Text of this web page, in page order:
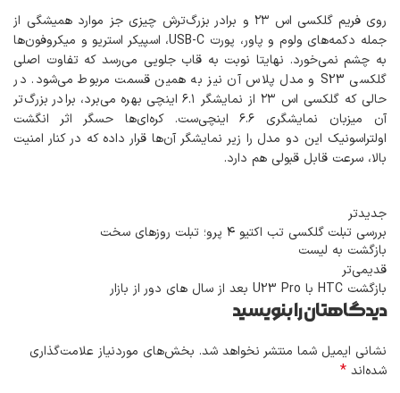
روی فریم گلکسی اس ٢٣ و برادر بزرگ‌ترش چیزی جز موارد همیشگی از
جمله دکمه‌های ولوم و پاور، پورت USB-C، اسپیکر استریو و میکروفون‌ها
به چشم نمی‌خورد. نهایتا نوبت به قاب جلویی می‌رسد که تفاوت اصلی
گلکسی S23 و مدل پلاس آن نیز به همین قسمت مربوط می‌شود. در
حالی که گلکسی اس ٢٣ از نمایشگر ۶.١ اینچی بهره می‌برد، برادر بزرگ‌تر
آن میزبان نمایشگری ۶.۶ اینچی‌ست. کره‌ای‌ها حسگر اثر انگشت
اولتراسونیک این دو مدل را زیر نمایشگر آن‌ها قرار داده که در کنار امنیت
بالا، سرعت قابل قبولی هم دارد.
جدیدتر
بررسی تبلت گلکسی تب اکتیو ۴ پرو؛ تبلت روزهای سخت
بازگشت به لیست
قدیمی‌تر
بازگشت HTC با U23 Pro بعد از سال های دور از بازار
دیدگاهتان را بنویسید
نشانی ایمیل شما منتشر نخواهد شد. بخش‌های موردنیاز علامت‌گذاری
شده‌اند *